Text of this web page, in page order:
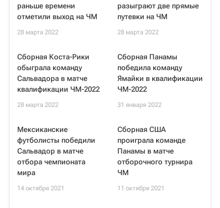
раньше времени
отметили выход на ЧМ
28 марта 2022
разыграют две прямые
путевки на ЧМ
28 марта 2022
Cборная Коста-Рики
обыграла команду
Сальвадора в матче
квалификации ЧМ-2022
28 марта 2022
Сборная Панамы
победила команду
Ямайки в квалификации
ЧМ-2022
31 января 2022
Мексиканские
футболисты победили
Сальвадор в матче
отбора чемпионата
мира
14 октября 2021
Сборная США
проиграла команде
Панамы в матче
отборочного турнира
ЧМ
11 октября 2021